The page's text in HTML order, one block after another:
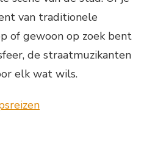
van traditionele
of gewoon op zoek bent
de straatmuzikanten
elk wat wils.